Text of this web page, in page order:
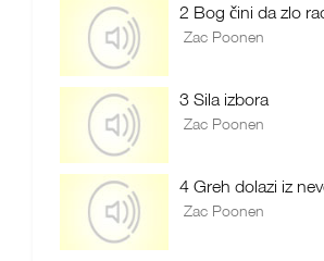
2 Bog čini da zlo
Zac Poonen
3 Sila izbora
Zac Poonen
4 Greh dolazi iz
Zac Poonen